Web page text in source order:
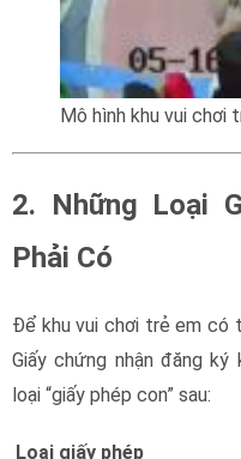
Mô hình khu vui chơi
2. Những Loại
Phải Có
Để khu vui chơi trẻ em có
Giấy chứng nhận đăng ký
loại “giấy phép con” sau:
Loại giấy phép